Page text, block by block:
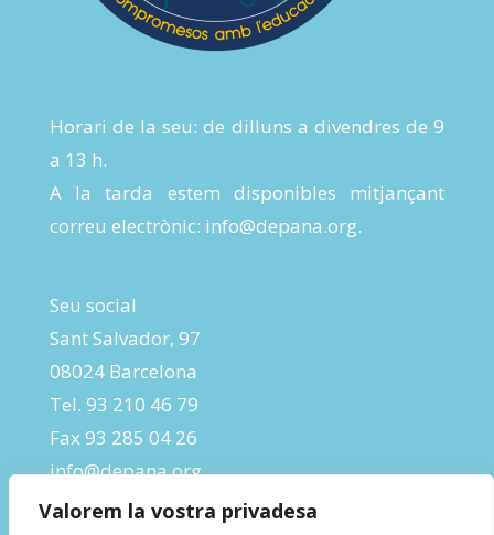
Valorem la vostra privadesa
Horari de la seu: de dilluns a divendres de 9
a 13 h.
A la tarda estem disponibles mitjançant
correu electrònic: info@depana.org.
Seu social
Sant Salvador, 97
08024 Barcelona
Tel. 93 210 46 79
Fax 93 285 04 26
info@depana.org